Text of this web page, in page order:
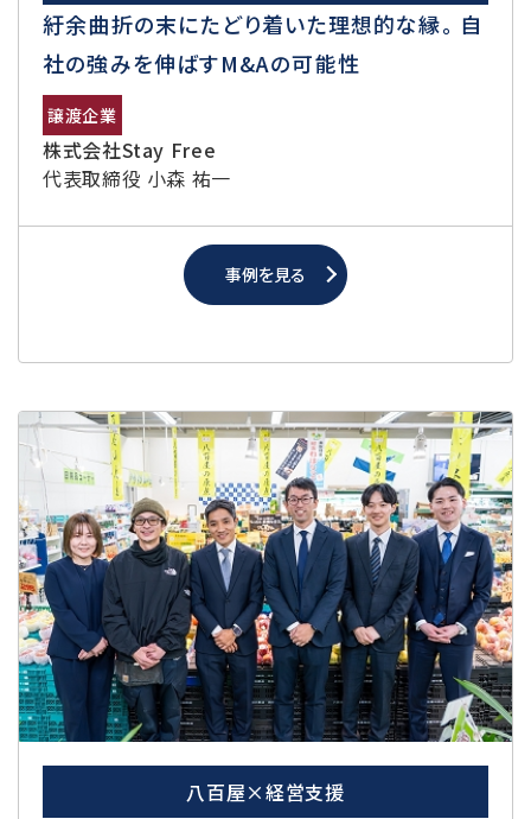
紆余曲折の末にたどり着いた理想的な縁。 自
社の強みを伸ばすM&Aの可能性
譲渡企業
株式会社Stay Free
代表取締役 小森 祐一
事例を見る
八百屋×経営支援